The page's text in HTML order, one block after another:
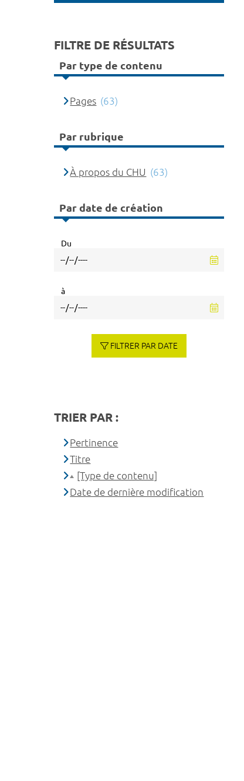
FILTRE DE RÉSULTATS
Par type de contenu
Pages (63)
Par rubrique
À propos du CHU (63)
Par date de création
Du
à
FILTRER PAR DATE
TRIER PAR :
Pertinence
Titre
[Type de contenu]
Date de dernière modification